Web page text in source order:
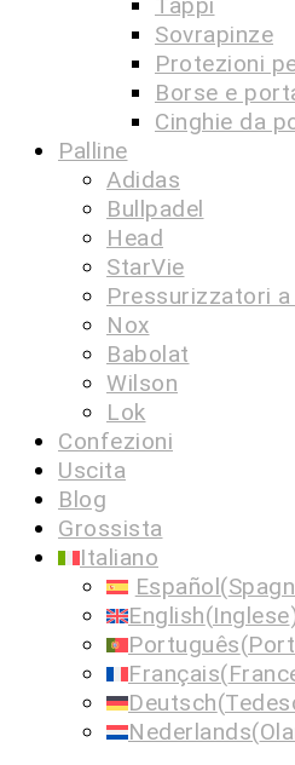
Sovrapinze
Protezioni
Borse e
Cinghie da
Palline
Adidas
Bullpadel
Head
StarVie
Pressurizzatori
Nox
Babolat
Wilson
Lok
Confezioni
Uscita
Blog
Grossista
Italiano
Español(
English(Inglese
Português(
Français(
Deutsch(
Nederlands(